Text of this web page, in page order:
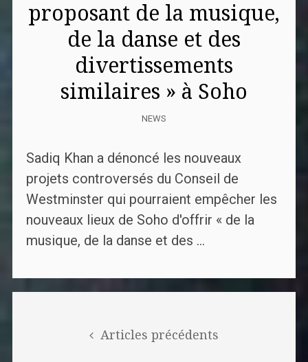
proposant de la musique,
de la danse et des
divertissements
similaires » à Soho
NEWS
Sadiq Khan a dénoncé les nouveaux
projets controversés du Conseil de
Westminster qui pourraient empêcher les
nouveaux lieux de Soho d'offrir « de la
musique, de la danse et des ...
Articles précédents